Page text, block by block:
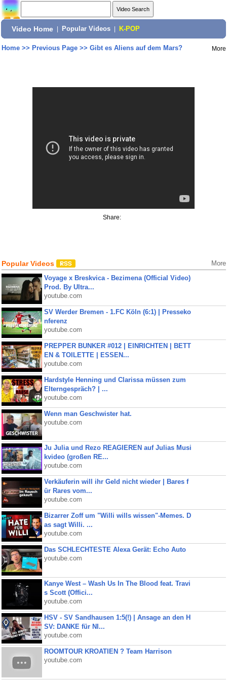
Video Home Popular Videos K-POP
Home>> Previous Page>> Gibt es Aliens auf dem Mars? More
Share:
Popular Videos More
Voyage x Breskvica - Bezimena (Official Video)
Prod. By Ultra...
youtube.com
SV Werder Bremen - 1.FC Köln (6:1) | Presseko
nferenz
youtube.com
PREPPER BUNKER #012 | EINRICHTEN | BETT
EN & TOILETTE | ESSEN...
youtube.com
Hardstyle Henning und Clarissa müssen zum
Elterngespräch? | ...
youtube.com
Wenn man Geschwister hat.
youtube.com
Ju Julia und Rezo REAGIEREN auf Julias Musi
kvideo (großen RE...
youtube.com
Verkäuferin will ihr Geld nicht wieder | Bares f
ür Rares vom...
youtube.com
Bizarrer Zoff um "Willi wills wissen"-Memes. D
as sagt Willi. ...
youtube.com
Das SCHLECHTESTE Alexa Gerät: Echo Auto
youtube.com
Kanye West – Wash Us In The Blood feat. Travi
s Scott (Offici...
youtube.com
HSV - SV Sandhausen 1:5(!) | Ansage an den H
SV: DANKE für NI...
youtube.com
ROOMTOUR KROATIEN ? Team Harrison
youtube.com